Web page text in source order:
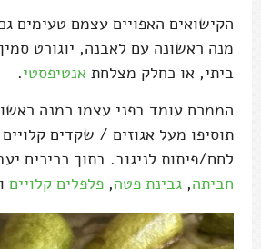
הקישואים האפויים עצמם טעימים
מנה ראשונה עם לאבנה, יוגורט
ביתי, או כחלק מצלחת אנטיפסטי.
הממרח עומד בפני עצמו כמנה
תוסיפו מעל אגוזים / שקדים
לחם/פיתות לניגוב. בתוך כריכים
חביתה, גבינת פטה, פלפלים קלויים